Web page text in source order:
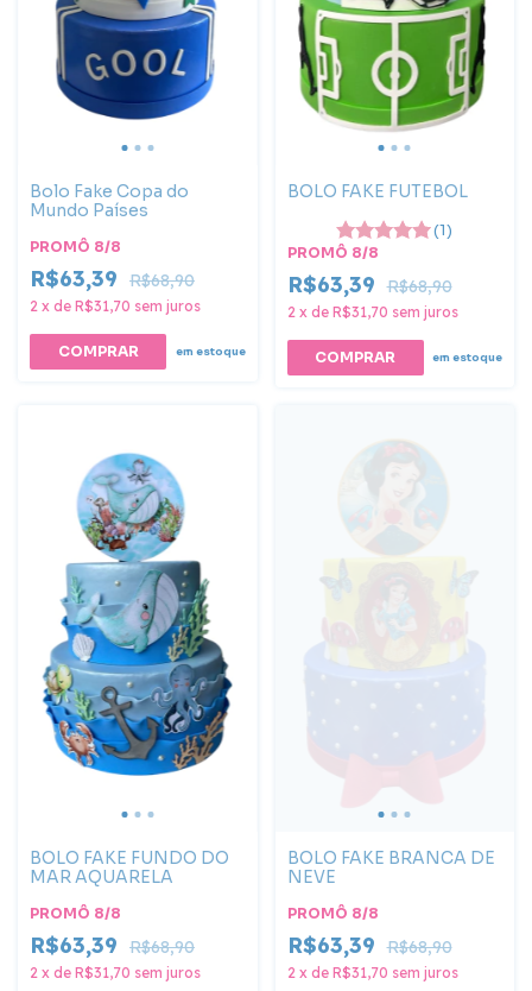
Bolo Fake Copa do
Mundo Países
PROMÔ 8/8
R$63,39 R$68,90
2 x de R$31,70 sem juros
em estoque
BOLO FAKE FUTEBOL
(1)
PROMÔ 8/8
R$63,39 R$68,90
2 x de R$31,70 sem juros
em estoque
BOLO FAKE FUNDO DO
MAR AQUARELA
PROMÔ 8/8
R$63,39 R$68,90
2 x de R$31,70 sem juros
BOLO FAKE BRANCA DE
NEVE
PROMÔ 8/8
R$63,39 R$68,90
2 x de R$31,70 sem juros